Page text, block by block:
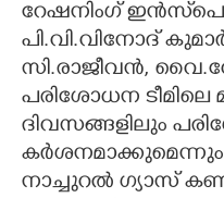
റേഷനിംഗ്
പി.വി.വിനോദ്
സി.രാജീവൻ,
പരിശോധന ടീമിലെ
ദിവസങ്ങളിലും
നാച്ചുറൽ ഗ്യാസ്